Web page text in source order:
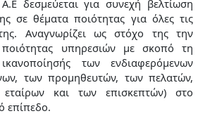
δεσμεύεται για συνεχή βελτίωση
σε θέματα ποιότητας για όλες τις
Αναγνωρίζει ως στόχο της την
υπηρεσιών με σκοπό τη
των ενδιαφερόμενων
των προμηθευτών, των πελατών,
και των επισκεπτών) στο
επίπεδο.